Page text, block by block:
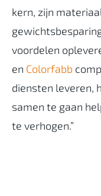
kern, zijn
voordelen
en Colorfabb
diensten leveren,
samen te gaan
te verhogen.”